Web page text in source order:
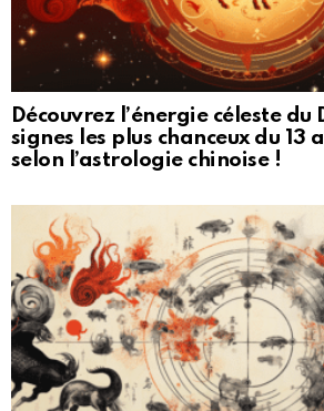
Découvrez l’énergie céleste
signes les plus chanceux du 13
selon l’astrologie chinoise !